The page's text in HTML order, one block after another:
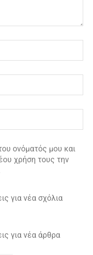
ονόματός μου και
χρήση τους την
για νέα σχόλια
για νέα άρθρα